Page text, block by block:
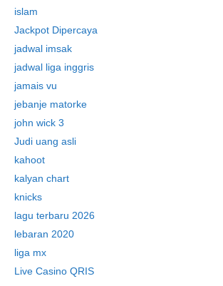
islam
Jackpot Dipercaya
jadwal imsak
jadwal liga inggris
jamais vu
jebanje matorke
john wick 3
Judi uang asli
kahoot
kalyan chart
knicks
lagu terbaru 2026
lebaran 2020
liga mx
Live Casino QRIS